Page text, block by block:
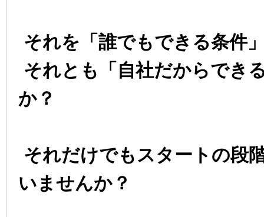
それを「誰でもできる条件
それとも
「自社だからでき
か？
それだけでもスタートの段
いませんか？